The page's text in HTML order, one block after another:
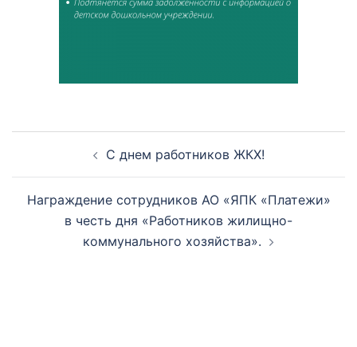
С днем работников ЖКХ!
Награждение сотрудников АО «ЯПК «Платежи»
в честь дня «Работников жилищно-
коммунального хозяйства».